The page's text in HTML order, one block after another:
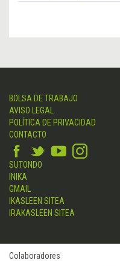
BOLSA DE TRABAJO
AVISO LEGAL
POLÍTICA DE PRIVACIDAD
CONTACTO
SUTONDO
INIKA
GMAIL
IKASLEEN SITEA
IRAKASLEEN SITEA
Colaboradores